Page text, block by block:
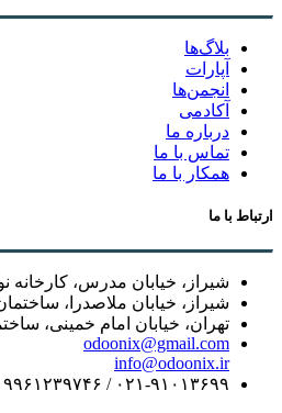
بلاگ‌ها
آپارات
انجمن‌ها
آکادمی
درباره ما
تماس با ما
همکار با ما
ارتباط با ما
شیراز، خیابان مدرس، کارخانه
شیراز، خیابان ملاصدرا، ساختمان
تهران، خیابان امام خمینی،
odoonix@gmail.com
info@odoonix.ir
۰۲۱-۹۱۰۱۳۶۹۹ / ۰۹۹۶۱۲۳۹۷۴۶ / ۰۹۱۰۱۹۸۱۷۱۳-۱۴